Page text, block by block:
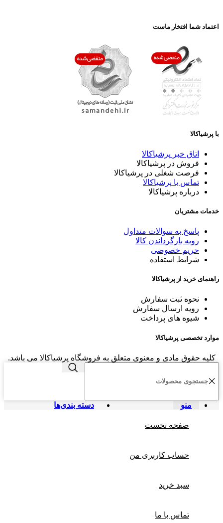
اعتماد شما افتخار ماست
با پرشیاکالا
اتاق خبر پرشیاکالا
فروش در پرشیاکالا
فرصت شغلی در پرشیاکالا
تماس با پرشیاکالا
درباره پرشیاکالا
خدمات مشتریان
پاسخ به سوالات متداول
رویه بازگرداندن کالا
حریم خصوصی
شرایط استفاده
راهنمای خرید از پرشیاکالا
نحوه ثبت سفارش
رویه ارسال سفارش
شیوه های پرداخت
موارد تخصصی پرشیاکالا
کلیه حقوق مادی و معنوی متعلق به فروشگاه پرشیاکالا می باشد.
منو دسته بندی‌ها
صفحه نخست
حساب کاربری من
سبد خرید
تماس با ما